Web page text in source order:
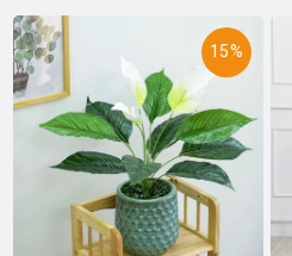
15%